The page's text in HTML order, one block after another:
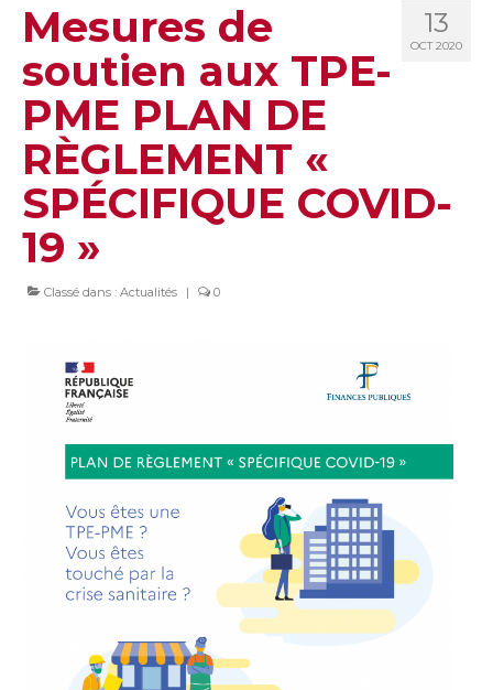
13
OCT 2020
Mesures de
soutien aux TPE-
PME PLAN DE
RÈGLEMENT «
SPÉCIFIQUE COVID-
19 »
Classé dans : Actualités | 0